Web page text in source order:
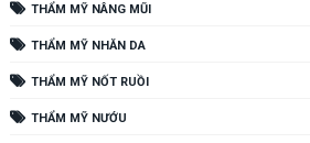
THẨM MỸ NÂNG MŨI
THẨM MỸ NHĂN DA
THẨM MỸ NỐT RUỒI
THẨM MỸ NƯỚU